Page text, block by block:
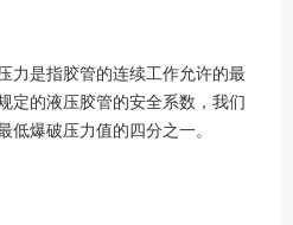
力是指胶管的连续工作允许的最
定的液压胶管的安全系数，我们
爆破压力值的四分之一。